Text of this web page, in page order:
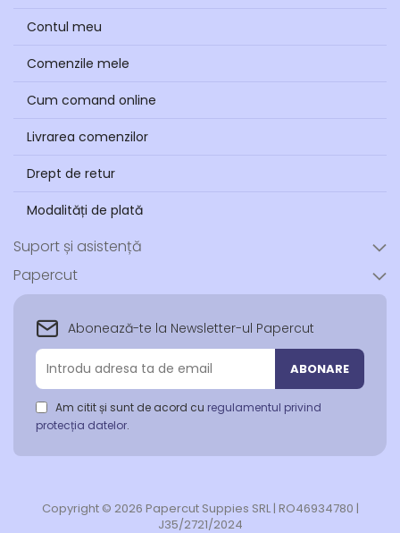
Contul meu
Comenzile mele
Cum comand online
Livrarea comenzilor
Drept de retur
Modalități de plată
Suport și asistență
Papercut
Abonează-te la Newsletter-ul Papercut
Abonează-
te
la
newsletter-
ul
ABONARE
Am citit și sunt de acord cu regulamentul privind
protecția datelor.
Copyright © 2026 Papercut Suppies SRL | RO46934780 |
J35/2721/2024